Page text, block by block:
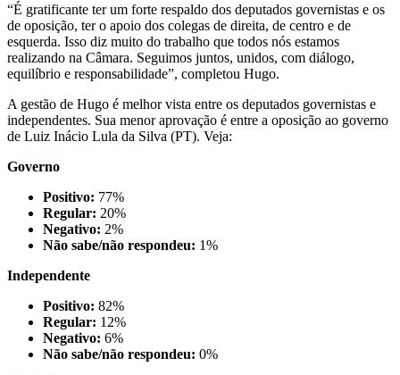
“É gratificante ter um forte respaldo dos deputados governistas e os
de oposição, ter o apoio dos colegas de direita, de centro e de
esquerda. Isso diz muito do trabalho que todos nós estamos
realizando na Câmara. Seguimos juntos, unidos, com diálogo,
equilíbrio e responsabilidade”, completou Hugo.
A gestão de Hugo é melhor vista entre os deputados governistas e
independentes. Sua menor aprovação é entre a oposição ao governo
de Luiz Inácio Lula da Silva (PT). Veja:
Governo
Positivo: 77%
Regular: 20%
Negativo: 2%
Não sabe/não respondeu: 1%
Independente
Positivo: 82%
Regular: 12%
Negativo: 6%
Não sabe/não respondeu: 0%